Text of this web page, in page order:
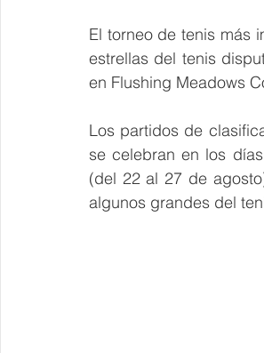
El torneo de tenis más
estrellas del tenis
en Flushing Meadows
Los partidos de
se celebran en los
(del 22 al 27 de
algunos grandes del